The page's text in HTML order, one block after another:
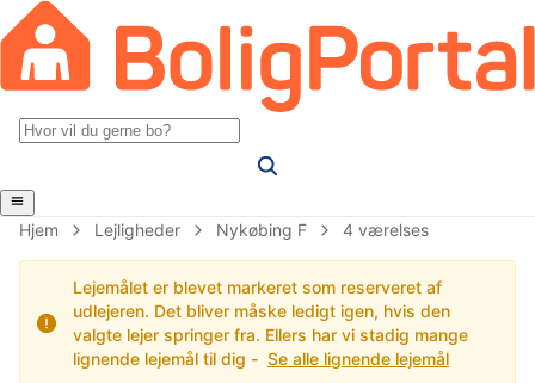
Hjem Lejligheder Nykøbing F 4 værelses
Lejemålet er blevet markeret som reserveret af
udlejeren. Det bliver måske ledigt igen, hvis den
valgte lejer springer fra. Ellers har vi stadig mange
lignende lejemål til dig - Se alle lignende lejemål